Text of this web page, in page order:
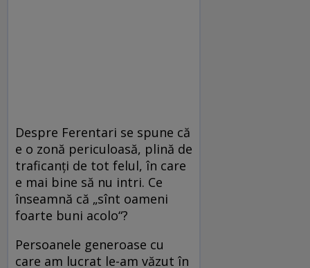
Despre Ferentari se spune că
e o zonă periculoasă, plină de
traficanţi de tot felul, în care
e mai bine să nu intri. Ce
înseamnă că „sînt oameni
foarte buni acolo“?
Persoanele generoase cu
care am lucrat le-am văzut în